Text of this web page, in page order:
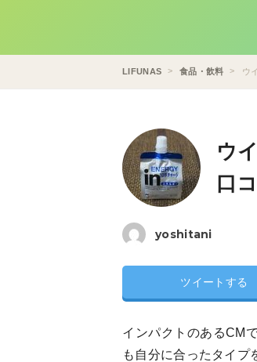
LIFUNAS 食品・飲料 ウ
ウ
口
yoshitani
ツイートする
インパクトのあるCM
も自分に合ったタイプ